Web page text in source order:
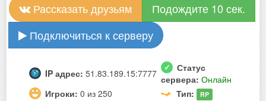
Рассказать друзьям
Подождите 10 сек.
Подключиться к серверу
IP адрес: 51.83.189.15:7777
Статус
сервера: Онлайн
Игроки: 0 из 250 Тип: RP